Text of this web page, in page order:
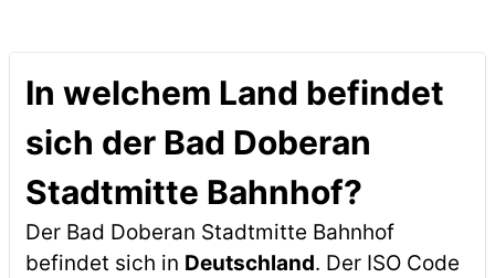
In welchem Land befindet
sich der Bad Doberan
Stadtmitte Bahnhof?
Der Bad Doberan Stadtmitte Bahnhof
befindet sich in Deutschland. Der ISO Code